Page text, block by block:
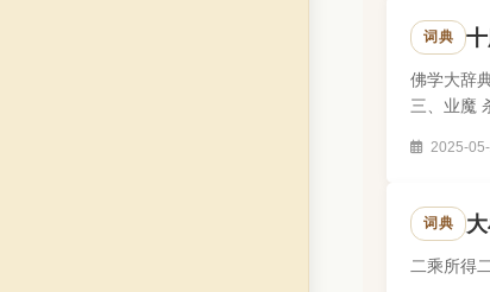
词典
佛学大辞
三、业魔
2025-
词典
二乘所得